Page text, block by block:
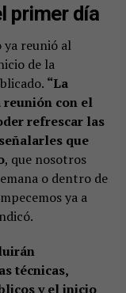
primer día
reunió al
de la
“La
reunión con el
refrescar las
que
, que nosotros
o dentro de
ya a
técnicas,
y el inicio